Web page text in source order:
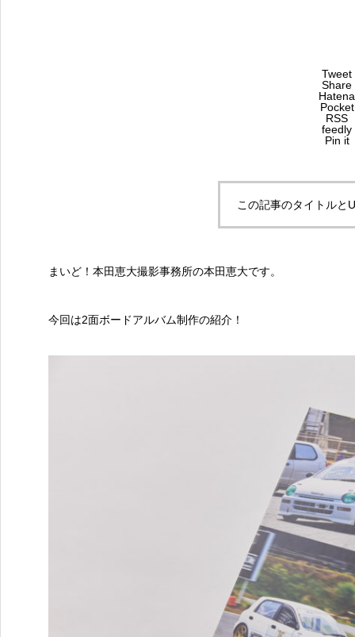
Tweet
Share
Hatena
Pocket
RSS
feedly
Pin it
この記事のタイトルと
まいど！本田恵大撮影事務所の本田恵大です。
今回は2面ボードアルバム制作の紹介！